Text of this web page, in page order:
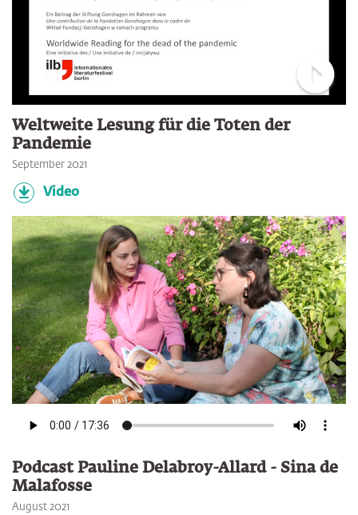
Weltweite Lesung für die Toten der
Pandemie
September 2021
Video
Podcast Pauline Delabroy-Allard - Sina de
Malafosse
August 2021